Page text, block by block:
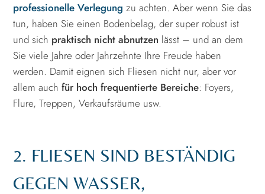
professionelle Verlegung zu achten. Aber wenn Sie das
tun, haben Sie einen Bodenbelag, der super robust ist
und sich praktisch nicht abnutzen lässt – und an dem
Sie viele Jahre oder Jahrzehnte Ihre Freude haben
werden. Damit eignen sich Fliesen nicht nur, aber vor
allem auchfür hoch frequentierte Bereiche: Foyers,
Flure, Treppen, Verkaufsräume usw.
2. FLIESEN SIND BESTÄNDIG
GEGEN WASSER,